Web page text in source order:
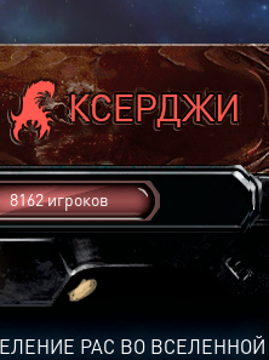
8162 игроков
РАС ВО ВСЕЛЕННОЙ